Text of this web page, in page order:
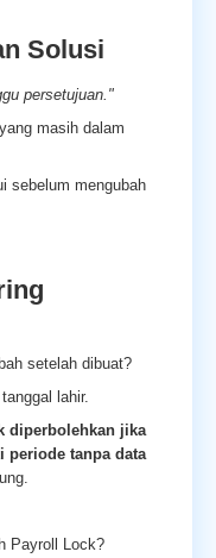
Solusi
persetujuan."
masih dalam
sebelum mengubah
setelah dibuat?
lahir.
diperbolehkan jika
periode tanpa data
Payroll Lock?